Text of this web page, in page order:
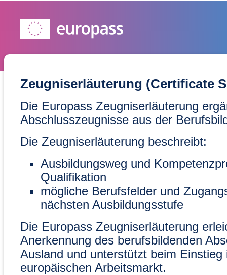
Zeugniserläuterung (Certificate
Die Europass Zeugniserläuterung
Abschlusszeugnisse aus der
Die Zeugniserläuterung beschreibt:
Ausbildungsweg und
Qualifikation
mögliche Berufsfelder und
nächsten Ausbildungsstufe
Die Europass Zeugniserläuterung
Anerkennung des berufsbildenden
Ausland und unterstützt beim Einstieg
europäischen Arbeitsmarkt.